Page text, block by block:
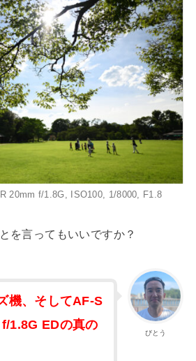
20mm f/1.8G, ISO100, 1/8000, F1.8
を言ってもいいですか？
びとう
機、そしてAF-S
1.8G EDの真の